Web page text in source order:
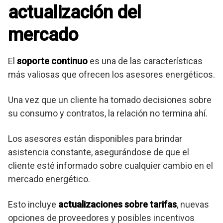
actualización del
mercado
El soporte continuo es una de las características
más valiosas que ofrecen los asesores energéticos.
Una vez que un cliente ha tomado decisiones sobre
su consumo y contratos, la relación no termina ahí.
Los asesores están disponibles para brindar
asistencia constante, asegurándose de que el
cliente esté informado sobre cualquier cambio en el
mercado energético.
Esto incluye actualizaciones sobre tarifas, nuevas
opciones de proveedores y posibles incentivos